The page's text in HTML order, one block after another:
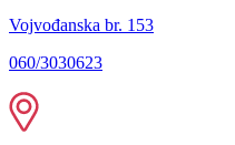
Vojvođanska br. 153
060/3030623